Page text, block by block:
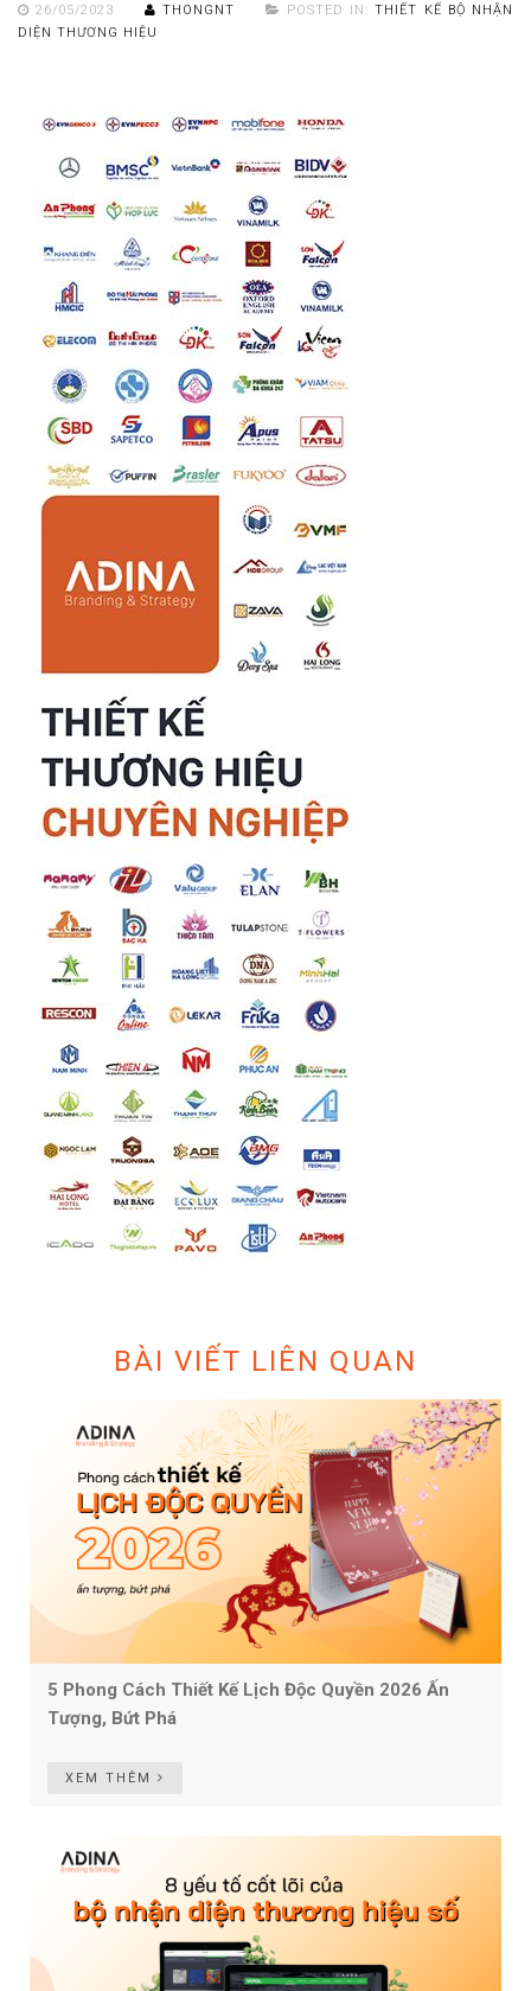
26/05/2023 THONGNT POSTED IN:THIẾT KẾ BỘ NHẬN
DIỆN THƯƠNG HIỆU
BÀI VIẾT LIÊN QUAN
5 Phong Cách Thiết Kế Lịch Độc Quyền 2026 Ấn
Tượng, Bứt Phá
XEM THÊM